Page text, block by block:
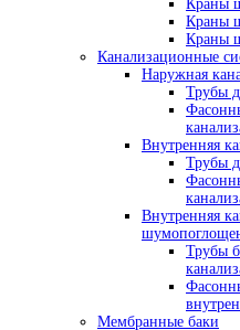
Краны
Краны
Краны
Канализационные
Наружная
Трубы
Внутренняя
Трубы
Внутренняя
Трубы
Мембранные баки